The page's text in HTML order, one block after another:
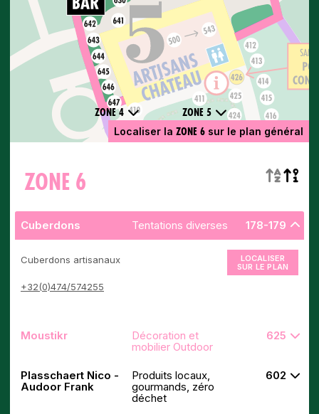
Localiser la ZONE 6sur le plan général
ZONE 4 ZONE 5
ZONE 6
Cuberdons Tentations diverses 178-179
Cuberdons artisanaux
+32(0)474/574255
LOCALISER
SUR LE PLAN
Moustikr
Décoration et
mobilier Outdoor
625
Plasschaert Nico -
Audoor Frank
Produits locaux,
gourmands, zéro
déchet
602